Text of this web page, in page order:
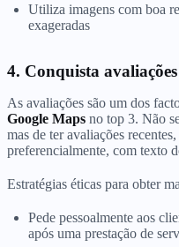
Utiliza imagens com boa
exageradas
4. Conquista
As avaliações são um dos
Google Maps no top 3. Não
mas de ter avaliações
preferencialmente, com texto
Estratégias éticas para obter
Pede pessoalmente aos
após uma prestação de